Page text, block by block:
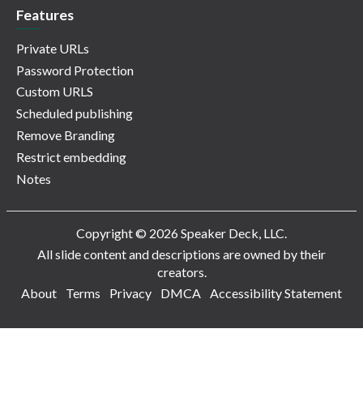
Features
Private URLs
Password Protection
Custom URLS
Scheduled publishing
Remove Branding
Restrict embedding
Notes
Copyright © 2026 Speaker Deck, LLC.
All slide content and descriptions are owned by their
creators.
About
Terms Privacy DMCA Accessibility Statement